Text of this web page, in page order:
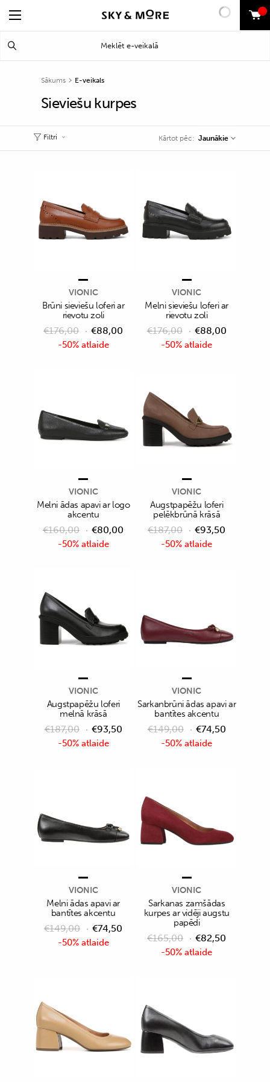
0
Sākums E-veikals
Sieviešu kurpes
Filtri Kārtot pēc: Jaunākie
-50% atlaide
VIONIC
Brūni sieviešu loferi ar
rievotu zoli
€176,00 €88,00
-50% atlaide
VIONIC
Melni sieviešu loferi ar
rievotu zoli
€176,00 €88,00
-50% atlaide
VIONIC
Melni ādas apavi ar logo
akcentu
€160,00 €80,00
-50% atlaide
VIONIC
Augstpapēžu loferi
pelēkbrūnā krāsā
€187,00 €93,50
-50% atlaide
VIONIC
Augstpapēžu loferi
melnā krāsā
€187,00 €93,50
-50% atlaide
VIONIC
Sarkanbrūni ādas apavi ar
bantītes akcentu
€149,00 €74,50
-50% atlaide
VIONIC
Melni ādas apavi ar
bantītes akcentu
€149,00 €74,50
-50% atlaide
VIONIC
Sarkanas zamšādas
kurpes ar vidēji augstu
papēdi
€165,00 €82,50